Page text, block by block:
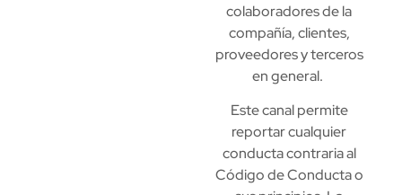
colaboradores de la
compañía, clientes,
proveedores y terceros
en general.
Este canal permite
reportar cualquier
conducta contraria al
Código de Conducta o